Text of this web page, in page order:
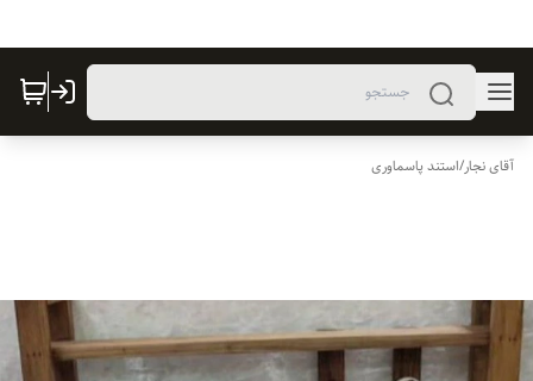
آقای نجار/استند پاسماوری